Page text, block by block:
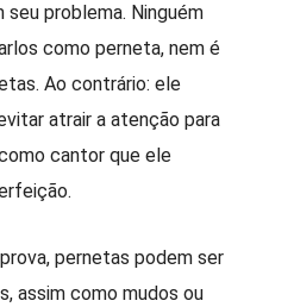
problema. Ninguém
como perneta, nem é
Ao contrário: ele
atrair a atenção para
cantor que ele
pernetas podem ser
assim como mudos ou